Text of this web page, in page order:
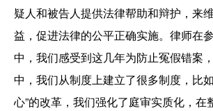
疑人和被告人提供法律帮助和辩护，来
益，促进法律的公平正确实施。律师在
中，我们感受到这几年为防止冤假错案
中，我们从制度上建立了很多制度，比
心”的改革，我们强化了庭审实质化，在